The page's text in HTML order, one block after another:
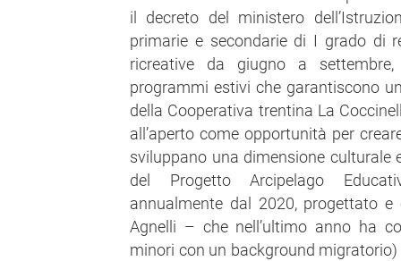
il decreto del ministero
primarie e secondarie di I grado di
ricreative da giugno a
programmi estivi che garantiscono
della Cooperativa trentina La
all’aperto come opportunità per
sviluppano una dimensione culturale
del Progetto Arcipelago
annualmente dal 2020, progettato
Agnelli – che nell’ultimo anno ha
minori con un background